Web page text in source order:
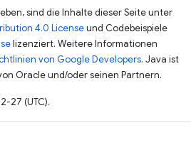
sind die Inhalte dieser Seite unter
4.0 Licenseund Codebeispiele
lizenziert. Weitere Informationen
von Google Developers. Java ist
Oracle und/oder seinen Partnern.
27 (UTC).